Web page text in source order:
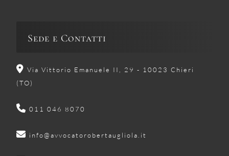
Sede e Contatti
Via Vittorio Emanuele II, 29 - 10023 Chieri
(TO)
011 046 8070
info@avvocatorobertaugliola.it